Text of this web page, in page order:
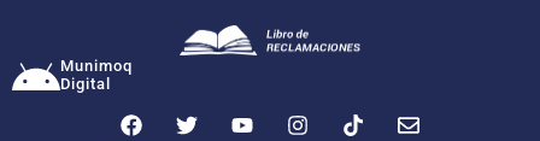
Munimoq
Digital